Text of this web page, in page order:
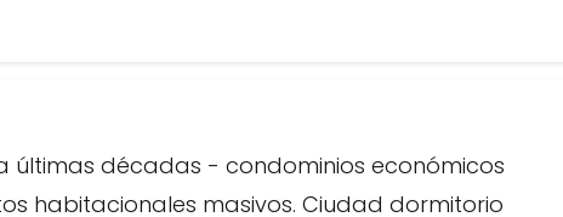
últimas décadas - condominios económicos
habitacionales masivos. Ciudad dormitorio